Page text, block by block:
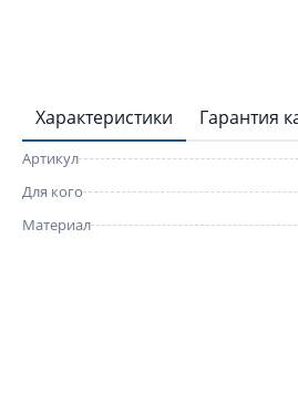
Характеристики Гарантия
Артикул
Для кого
Материал